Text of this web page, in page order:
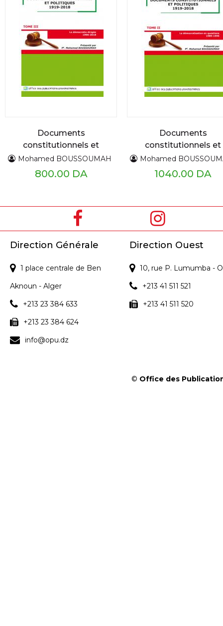
Documents
constitutionnels et
politiques 1919 - 2018
TIII
Mohamed BOUSSOUMAH
800.00 DA
Documents
constitutionnels et
politiques 1919 -
TII
Mohamed
1040.00 DA
Direction Générale
1 place centrale de Ben
Aknoun - Alger
+213 23 384 633
+213 23 384 624
info@opu.dz
Direction Ouest
10, rue P. Lumumba -
+213 41 511 521
+213 41 511 520
© Office des